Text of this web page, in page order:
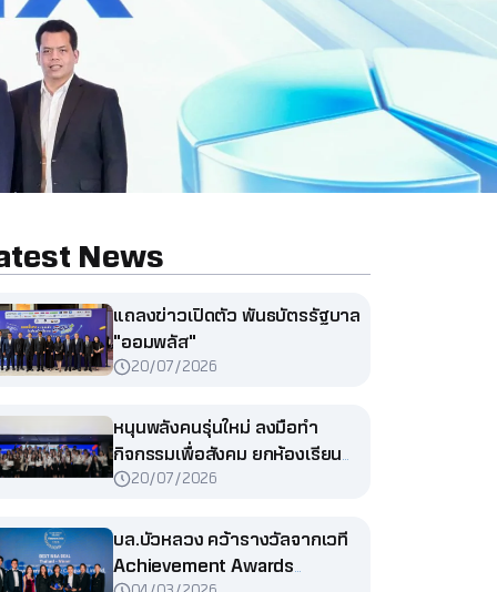
News
แถลงข่าวเปิดตัว พันธบัตรรัฐบาล
"ออมพลัส"
20/07/2026
หนุนพลังคนรุ่นใหม่ ลงมือทำ
กิจกรรมเพื่อสังคม ยกห้องเรียน
การเงินสู่โรงเรียน สอนน้องประถม
20/07/2026
บล.บัวหลวง คว้ารางวัลจากเวที
Achievement Awards